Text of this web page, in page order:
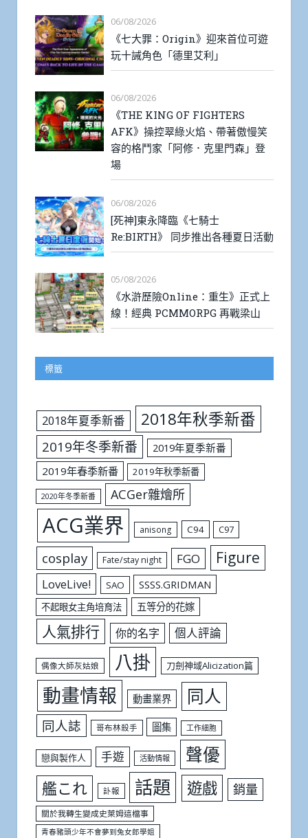
06/08/2026
《七大罪：Origin》迎來首位可遊
玩十誡角色「德里艾利」
06/08/2026
《THE KING OF FIGHTERS
AFK》操控翠綠火焰、帶著傲慢笑
容的格鬥家「阿修．克里門森」登
場
06/08/2026
[死神]東永降臨《七騎士
Re:BIRTH》 同步推出各種夏日活動
05/08/2026
《水滸歷險Online：重生》正式上
線！經典 PCMMORPG 再戰梁山
標籤
2018年夏季新番 2018年秋季新番
2019年冬季新番
2019年夏季新番
2019年春季新番
2019年秋季新番
2020年冬季新番 ACGer雜燴所
ACG業界 anisong C94 C97
cosplay Fate/stay night FGO Figure
LoveLive! SAO SSSS.GRIDMAN
不起眼女主角培育法 五等分的花嫁
人氣排行 你的名字 個人評論
偶像大師灰姑娘 八掛 刀劍神域Alicization篇
動畫情報 動畫業界 同人
同人誌 哥布林殺手 圖集 工作細胞
戀與製作人 手遊 活動情報 聲優
艦これ 訃報 話題 遊戲 銷量
關於我轉生變成史萊姆這檔事
青春豬頭少年不會夢到兔女郎學姐